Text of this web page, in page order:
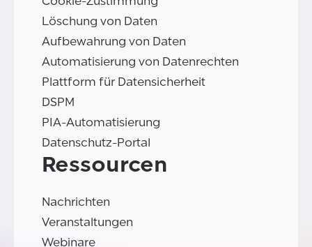
Löschung von Daten
Aufbewahrung von Daten
Automatisierung von Datenrechten
Plattform für Datensicherheit
DSPM
PIA-Automatisierung
Datenschutz-Portal
Ressourcen
Nachrichten
Veranstaltungen
Webinare